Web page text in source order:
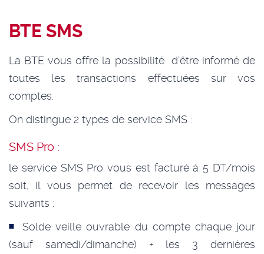
BTE SMS
La BTE vous offre la possibilité d’être informé de
toutes les transactions effectuées sur vos
comptes.
On distingue 2 types de service SMS :
SMS Pro :
le service SMS Pro vous est facturé à 5 DT/mois
soit, il vous permet de recevoir les messages
suivants :
Solde veille ouvrable du compte chaque jour
(sauf samedi/dimanche) + les 3 dernières